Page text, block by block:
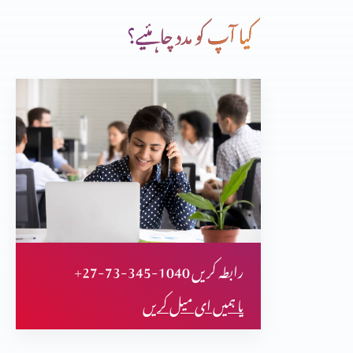
زبان پر قابو
مصبت سوچ
یوم آزادی اسپیشل
کرسمس ڈے اسپیشل
کیا آپ کو مدد چاہئیے؟
+27-73-345-1040 رابطہ کریں
یا ہمیں ای میل کریں